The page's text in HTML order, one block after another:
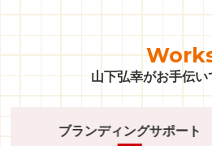
山下弘幸がお手伝い
商品化6